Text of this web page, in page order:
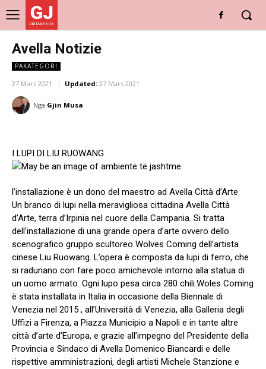
GJ
DRITARE E RE
Avella Notizie
PAKATEGORI
27 Mars 2021 Updated: 27 Mars 2021
Nga Gjin Musa
I LUPI DI LIU RUOWANG
l’installazione è un dono del maestro ad Avella Città d’Arte
Un branco di lupi nella meravigliosa cittadina Avella Città
d’Arte, terra d’Irpinia nel cuore della Campania. Si tratta
dell’installazione di una grande opera d’arte ovvero dello
scenografico gruppo scultoreo Wolves Coming dell’artista
cinese Liu Ruowang. L’opera è composta da lupi di ferro, che
si radunano con fare poco amichevole intorno alla statua di
un uomo armato. Ogni lupo pesa circa 280 chili.Woles Coming
è stata installata in Italia in occasione della Biennale di
Venezia nel 2015 , all’Università di Venezia, alla Galleria degli
Uffizi a Firenza, a Piazza Municipio a Napoli e in tante altre
città d’arte d’Europa, e grazie all’impegno del Presidente della
Provincia e Sindaco di Avella Domenico Biancardi e delle
rispettive amministrazioni, degli artisti Michele Stanzione e